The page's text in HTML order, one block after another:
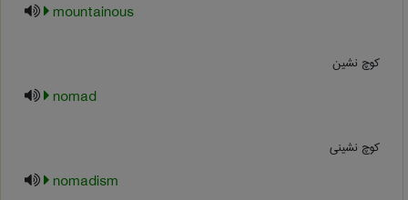
mountainous
کوچ نشین
nomad
کوچ نشینی
nomadism